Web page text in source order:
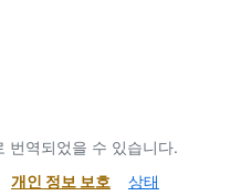
번역되었을 수 있습니다.
개인 정보 보호
상태